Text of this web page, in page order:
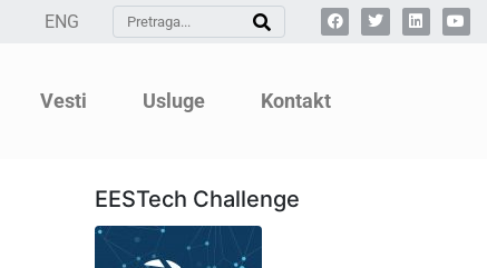
ENG
Vesti Usluge Kontakt
EESTech Challenge